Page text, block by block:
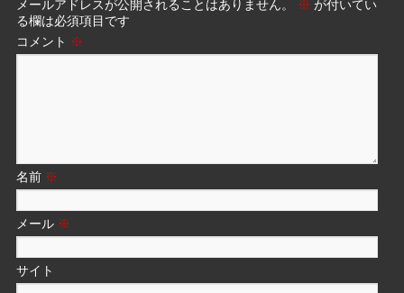
メールアドレスが公開されることはありません。 ※ が付いてい
る欄は必須項目です
コメント ※
名前 ※
メール ※
サイト